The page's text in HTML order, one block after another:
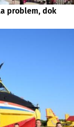
problem, dok